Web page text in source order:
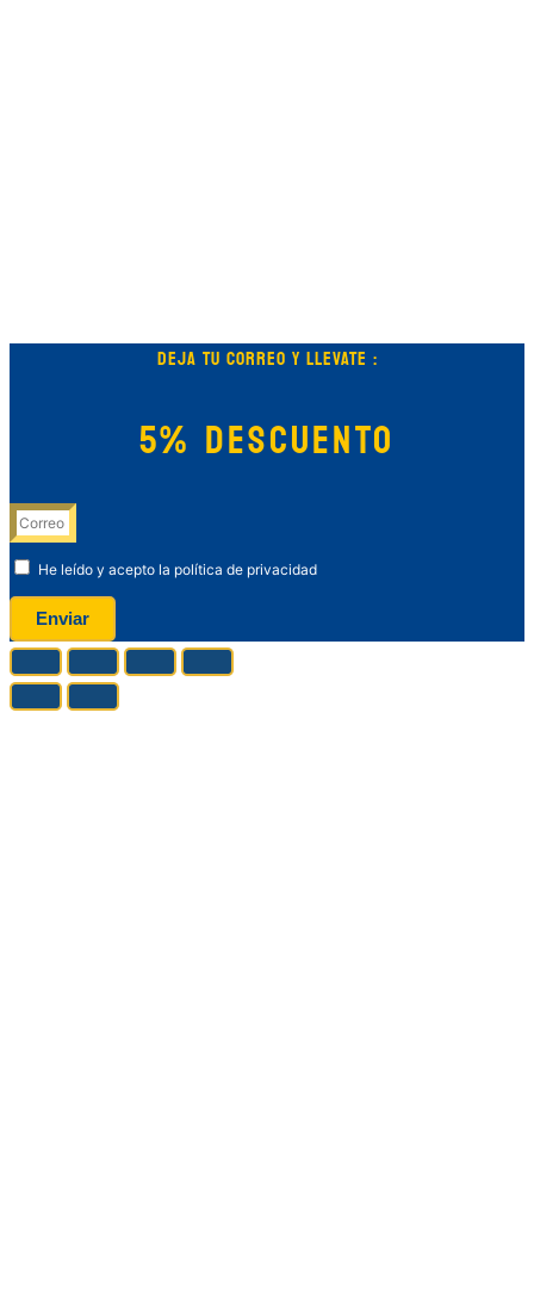
DEJA TU CORREO Y LLEVATE :
5% DESCUENTO
He leído y acepto la política de privacidad
Enviar